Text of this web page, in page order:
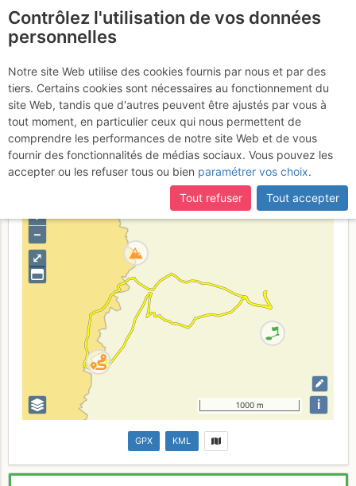
certaines pages ne sont plus accessibles, manquantes ou
incomplètes, déconnectez-vous puis reconnectez-vous à votre
compte sur le site.
Tours du Playnet :
2ème tour - Voie de la
Fausse Rampe
Isère
⤢
+
–
1000 m i
GPX KML
Contrôlez l'utilisation de vos données
personnelles
Notre site Web utilise des cookies fournis par nous et par des
tiers. Certains cookies sont nécessaires au fonctionnement du
site Web, tandis que d'autres peuvent être ajustés par vous à
tout moment, en particulier ceux qui nous permettent de
comprendre les performances de notre site Web et de vous
fournir des fonctionnalités de médias sociaux. Vous pouvez les
accepter ou les refuser tous ou bien paramétrer vos choix.
Tout refuser
Tout accepter